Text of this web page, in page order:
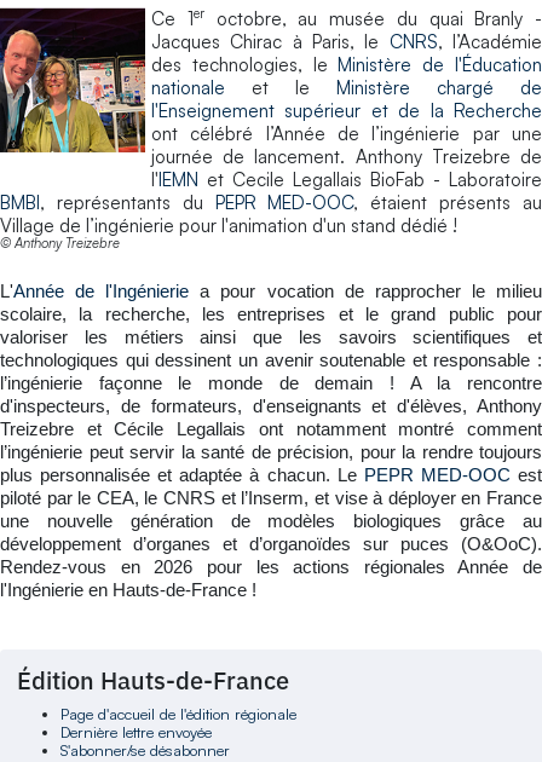
Ce 1eroctobre, au musée du quai Branly -
Jacques Chirac à Paris, le CNRS, l’Académie
des technologies, le Ministère de l'Éducation
nationale et le Ministère chargé de
l'Enseignement supérieur et de la Recherche
ont célébré l’Année de l’ingénierie par une
journée de lancement. Anthony Treizebre de
l'IEMN et Cecile Legallais BioFab - Laboratoire
BMBI, représentants du PEPR MED-OOC, étaient présents au
Village de l’ingénierie pour l'animation d'un stand dédié !
© Anthony Treizebre
L'Année de l'Ingénierie a pour vocation de rapprocher le milieu
scolaire, la recherche, les entreprises et le grand public pour
valoriser les métiers ainsi que les savoirs scientifiques et
technologiques qui dessinent un avenir soutenable et responsable :
l’ingénierie façonne le monde de demain ! A la rencontre
d'inspecteurs, de formateurs, d'enseignants et d'élèves, Anthony
Treizebre et Cécile Legallais ont notamment montré comment
l’ingénierie peut servir la santé de précision, pour la rendre toujours
plus personnalisée et adaptée à chacun. Le PEPR MED-OOC est
piloté par le CEA, le CNRS et l’Inserm, et vise à déployer en France
une nouvelle génération de modèles biologiques grâce au
développement d’organes et d’organoïdes sur puces (O&OoC).
Rendez-vous en 2026 pour les actions régionales Année de
l'Ingénierie en Hauts-de-France !
Édition Hauts-de-France
Page d'accueil de l'édition régionale
Dernière lettre envoyée
S'abonner/se désabonner